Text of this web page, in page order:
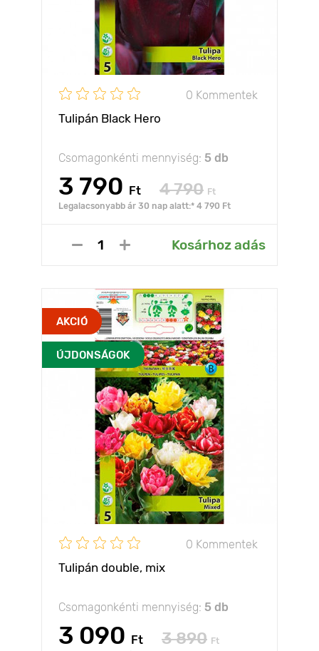
0 Kommentek
Tulipán Black Hero
Csomagonkénti mennyiség: 5 db
3 790 Ft 4 790 Ft
Legalacsonyabb ár 30 nap alatt:* 4 790 Ft
Kosárhoz adás
AKCIÓ
ÚJDONSÁGOK
0 Kommentek
Tulipán double, mix
Csomagonkénti mennyiség: 5 db
3 090 Ft 3 890 Ft